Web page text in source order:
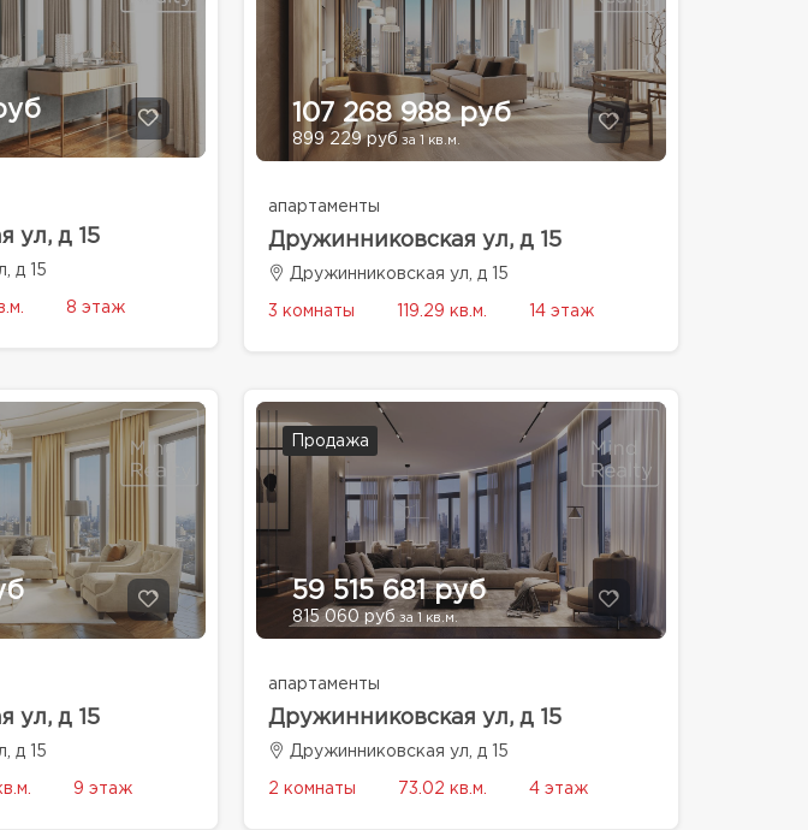
ул, д 15
д 15
8 этаж
107 268 988 руб
899 229 рубза 1 кв.м.
апартаменты
Дружинниковская ул, д 15
Дружинниковская ул, д 15
3 комнаты 119.29 кв.м. 14 этаж
ул, д 15
д 15
9 этаж
Продажа
59 515 681 руб
815 060 руб за 1 кв.м.
апартаменты
Дружинниковская ул, д 15
Дружинниковская ул, д 15
2 комнаты 73.02 кв.м. 4 этаж